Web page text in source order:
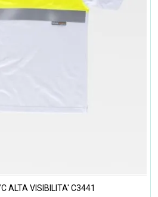
ALTA VISIBILITA' C3441